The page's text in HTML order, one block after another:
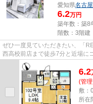
愛知県名古
6.2万円
築年数：築8
階数：3階建
ぜひ一度見ていただきたい、「
西高校前店まで徒歩7分と近場に
の物件なら、駅前のお買い物も便...
6.2
(管
敷：
所在